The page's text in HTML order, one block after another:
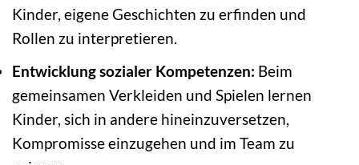
Kinder, eigene Geschichten zu erfinden und
Rollen zu interpretieren.
Entwicklung sozialer Kompetenzen: Beim
gemeinsamen Verkleiden und Spielen lernen
Kinder, sich in andere hineinzuversetzen,
Kompromisse einzugehen und im Team zu